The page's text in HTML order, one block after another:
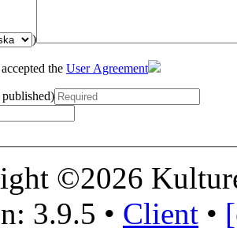
)
the User Agreement
©2026
3.9.5 • Client •